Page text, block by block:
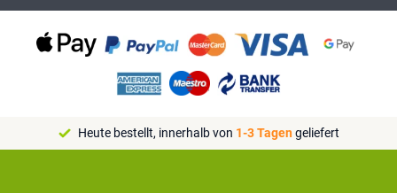
Heute bestellt, innerhalb von 1-3 Tagengeliefert